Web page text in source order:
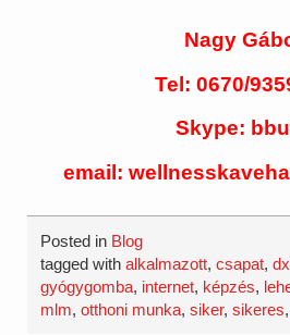
Nagy
Tel: 0670/
Skype:
email:
Posted in Blog
tagged withalkalmazott,csapat,
gyógygomba, internet, képzés,
mlm,otthoni munka,siker,sikeres